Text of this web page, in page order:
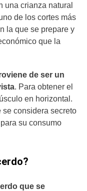
una crianza natural
de los cortes más
la que se prepare y
que la
de ser un
. Para obtener el
en horizontal.
considera secreto
su consumo
que se